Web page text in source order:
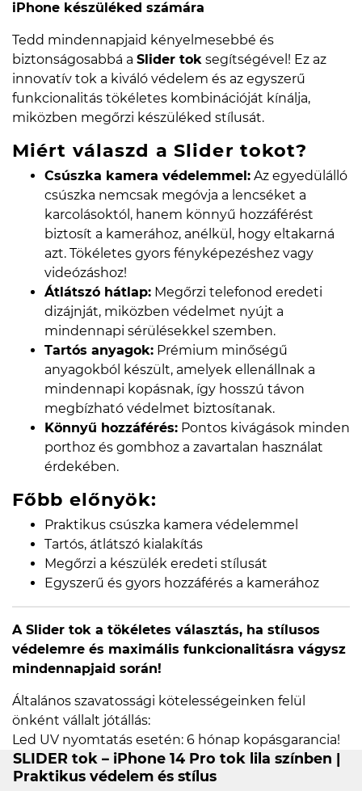
iPhone készüléked számára
Tedd mindennapjaid kényelmesebbé és
biztonságosabbá a Slider tok segítségével! Ez az
innovatív tok a kiváló védelem és az egyszerű
funkcionalitás tökéletes kombinációját kínálja,
miközben megőrzi készüléked stílusát.
Miért válaszd a Slider tokot?
Csúszka kamera védelemmel: Az egyedülálló
csúszka nemcsak megóvja a lencséket a
karcolásoktól, hanem könnyű hozzáférést
biztosít a kamerához, anélkül, hogy eltakarná
azt. Tökéletes gyors fényképezéshez vagy
videózáshoz!
Átlátszó hátlap: Megőrzi telefonod eredeti
dizájnját, miközben védelmet nyújt a
mindennapi sérülésekkel szemben.
Tartós anyagok: Prémium minőségű
anyagokból készült, amelyek ellenállnak a
mindennapi kopásnak, így hosszú távon
megbízható védelmet biztosítanak.
Könnyű hozzáférés: Pontos kivágások minden
porthoz és gombhoz a zavartalan használat
érdekében.
Főbb előnyök:
Praktikus csúszka kamera védelemmel
Tartós, átlátszó kialakítás
Megőrzi a készülék eredeti stílusát
Egyszerű és gyors hozzáférés a kamerához
A Slider tok a tökéletes választás, ha stílusos
védelemre és maximális funkcionalitásra vágysz
mindennapjaid során!
Általános szavatossági kötelességeinken felül
önként vállalt jótállás:
Led UV nyomtatás esetén: 6 hónap kopásgarancia!
SLIDER tok – iPhone 14 Pro tok lila színben |
Praktikus védelem és stílus